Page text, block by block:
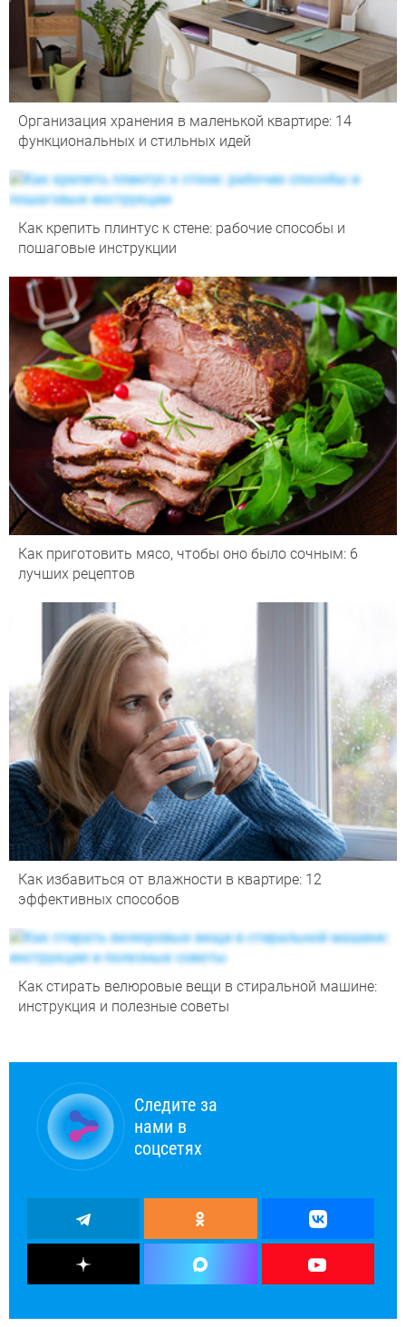
Организация хранения в маленькой квартире: 14
функциональных и стильных идей
Как крепить плинтус к стене: рабочие способы и
пошаговые инструкции
Как приготовить мясо, чтобы оно было сочным: 6
лучших рецептов
Как избавиться от влажности в квартире: 12
эффективных способов
Как стирать велюровые вещи в стиральной машине:
инструкция и полезные советы
Следите за
нами в
соцсетях